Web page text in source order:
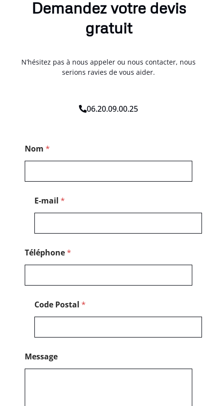
Demandez votre devis
gratuit
N’hésitez pas à nous appeler ou nous contacter, nous
serions ravies de vous aider.
06.20.09.00.25
Nom *
E-mail *
Téléphone*
Code Postal *
Message